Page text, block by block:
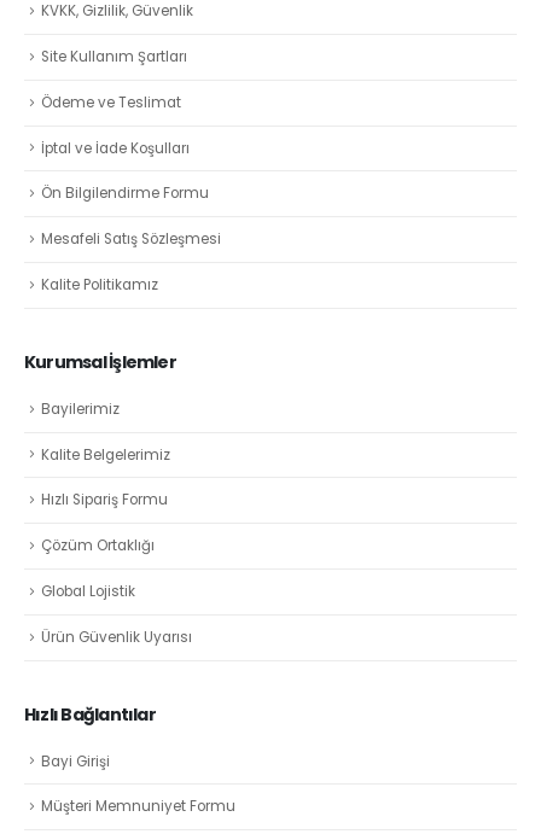
KVKK, Gizlilik, Güvenlik
Site Kullanım Şartları
Ödeme ve Teslimat
İptal ve İade Koşulları
Ön Bilgilendirme Formu
Mesafeli Satış Sözleşmesi
Kalite Politikamız
Kurumsal İşlemler
Bayilerimiz
Kalite Belgelerimiz
Hızlı Sipariş Formu
Çözüm Ortaklığı
Global Lojistik
Ürün Güvenlik Uyarısı
Hızlı Bağlantılar
Bayi Girişi
Müşteri Memnuniyet Formu